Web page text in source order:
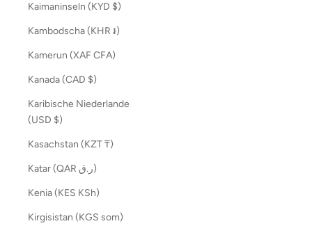
Kaimaninseln (KYD $)
Kambodscha (KHR ៛)
Kamerun (XAF CFA)
Kanada (CAD $)
Karibische Niederlande
(USD $)
Kasachstan (KZT ₸)
Katar (QAR ر.ق)
Kenia (KES KSh)
Kirgisistan (KGS som)